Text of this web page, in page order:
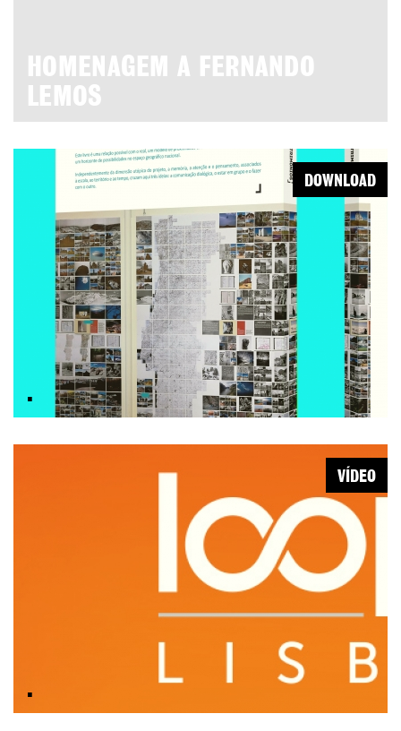
HOMENAGEM A FERNANDO
LEMOS
.
DOWNLOAD
.
VÍDEO